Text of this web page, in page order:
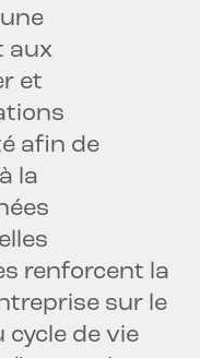
aux
et
afin de
la
renforcent la
sur le
cycle de vie